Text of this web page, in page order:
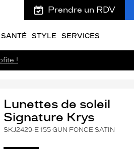
Prendre un RDV
SANTÉ STYLE SERVICES
!
Lunettes de soleil
Signature Krys
SKJ2429-E 155 GUN FONCE SATIN